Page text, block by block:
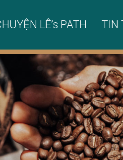
LÊ’s PATH TIN